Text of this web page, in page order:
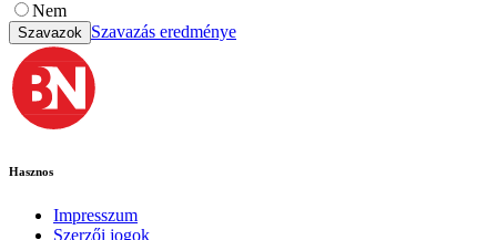
Nem
Szavazok Szavazás eredménye
Hasznos
Impresszum
Szerzői jogok